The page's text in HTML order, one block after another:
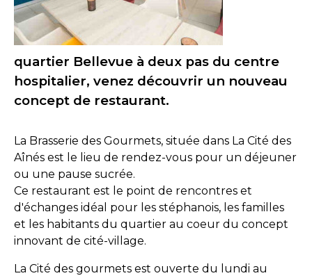
quartier Bellevue à deux pas du centre
hospitalier, venez découvrir un nouveau
concept de restaurant.
La Brasserie des Gourmets, située dans La Cité des
Aînés est le lieu de rendez-vous pour un déjeuner
ou une pause sucrée.
Ce restaurant est le point de rencontres et
d'échanges idéal pour les stéphanois, les familles
et les habitants du quartier au coeur du concept
innovant de cité-village.
La Cité des gourmets est ouverte du lundi au